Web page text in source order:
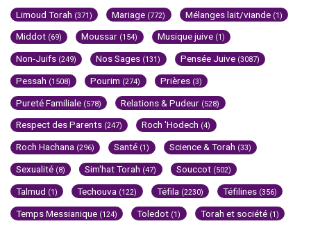
Limoud Torah (371) Mariage (772) Mélanges lait/viande (1)
Middot (69) Moussar (154) Musique juive (1)
Non-Juifs (249) Nos Sages (131) Pensée Juive (3087)
Pessah (1508) Pourim (274) Prières (3)
Pureté Familiale (578) Relations & Pudeur (528)
Respect des Parents (247) Roch 'Hodech (4)
Roch Hachana (296) Santé (1) Science & Torah (33)
Sexualité (8) Sim'hat Torah (47) Souccot (502)
Talmud (1) Techouva (122) Téfila (2230) Téfilines (356)
Temps Messianique (124) Toledot (1) Torah et société (1)